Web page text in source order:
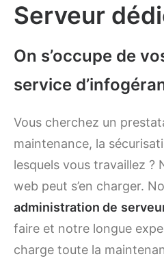
Serveur
On s’occupe de
service
Vous cherchez un
maintenance, la
lesquels vous travaillez ?
web peut s’en charger.
administration de
faire et notre longue
charge toute la